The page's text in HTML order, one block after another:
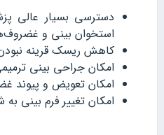
دسترسی بسیار عالی
استخوان بینی و
کاهش ریسک قرینه
امکان جراحی بینی
امکان تعویض و پیوند
امکان تغییر فرم بینی